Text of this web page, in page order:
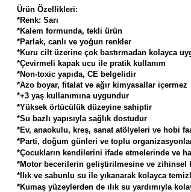
Ürün Özellikleri:
*Renk: Sarı
*Kalem formunda, tekli ürün
*Parlak, canlı ve yoğun renkler
*Kuru cilt üzerine çok bastırmadan kolayca
*Çevirmeli kapak ucu ile pratik kullanım
*Non-toxic yapıda, CE belgelidir
*Azo boyar, fitalat ve ağır kimyasallar içermez
*+3 yaş kullanımına uygundur
*Yüksek örtücülük düzeyine sahiptir
*Su bazlı yapısıyla sağlık dostudur
*Ev, anaokulu, kreş, sanat atölyeleri ve hobi
*Parti, doğum günleri ve toplu
*Çocukların kendilerini ifade etmelerinde ve
*Motor becerilerin geliştirilmesine ve zihinsel
*Ilık ve sabunlu su ile yıkanarak kolayca
*Kumaş yüzeylerden de ılık su yardımıyla